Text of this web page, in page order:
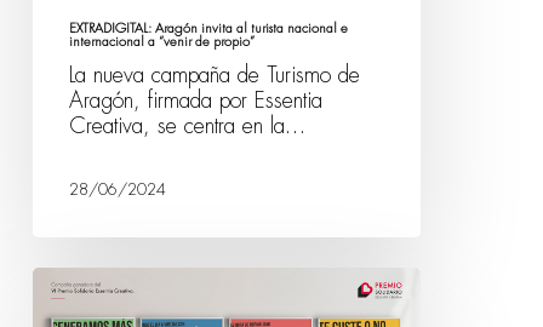
EXTRADIGITAL: Aragón invita al turista nacional e
internacional a “venir de propio”
La nueva campaña de Turismo de
Aragón, firmada por Essentia
Creativa, se centra en la…
28/06/2024